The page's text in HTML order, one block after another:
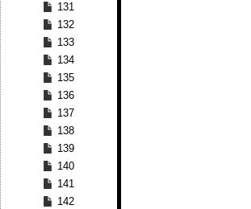
131
132
133
134
135
136
137
138
139
140
141
142